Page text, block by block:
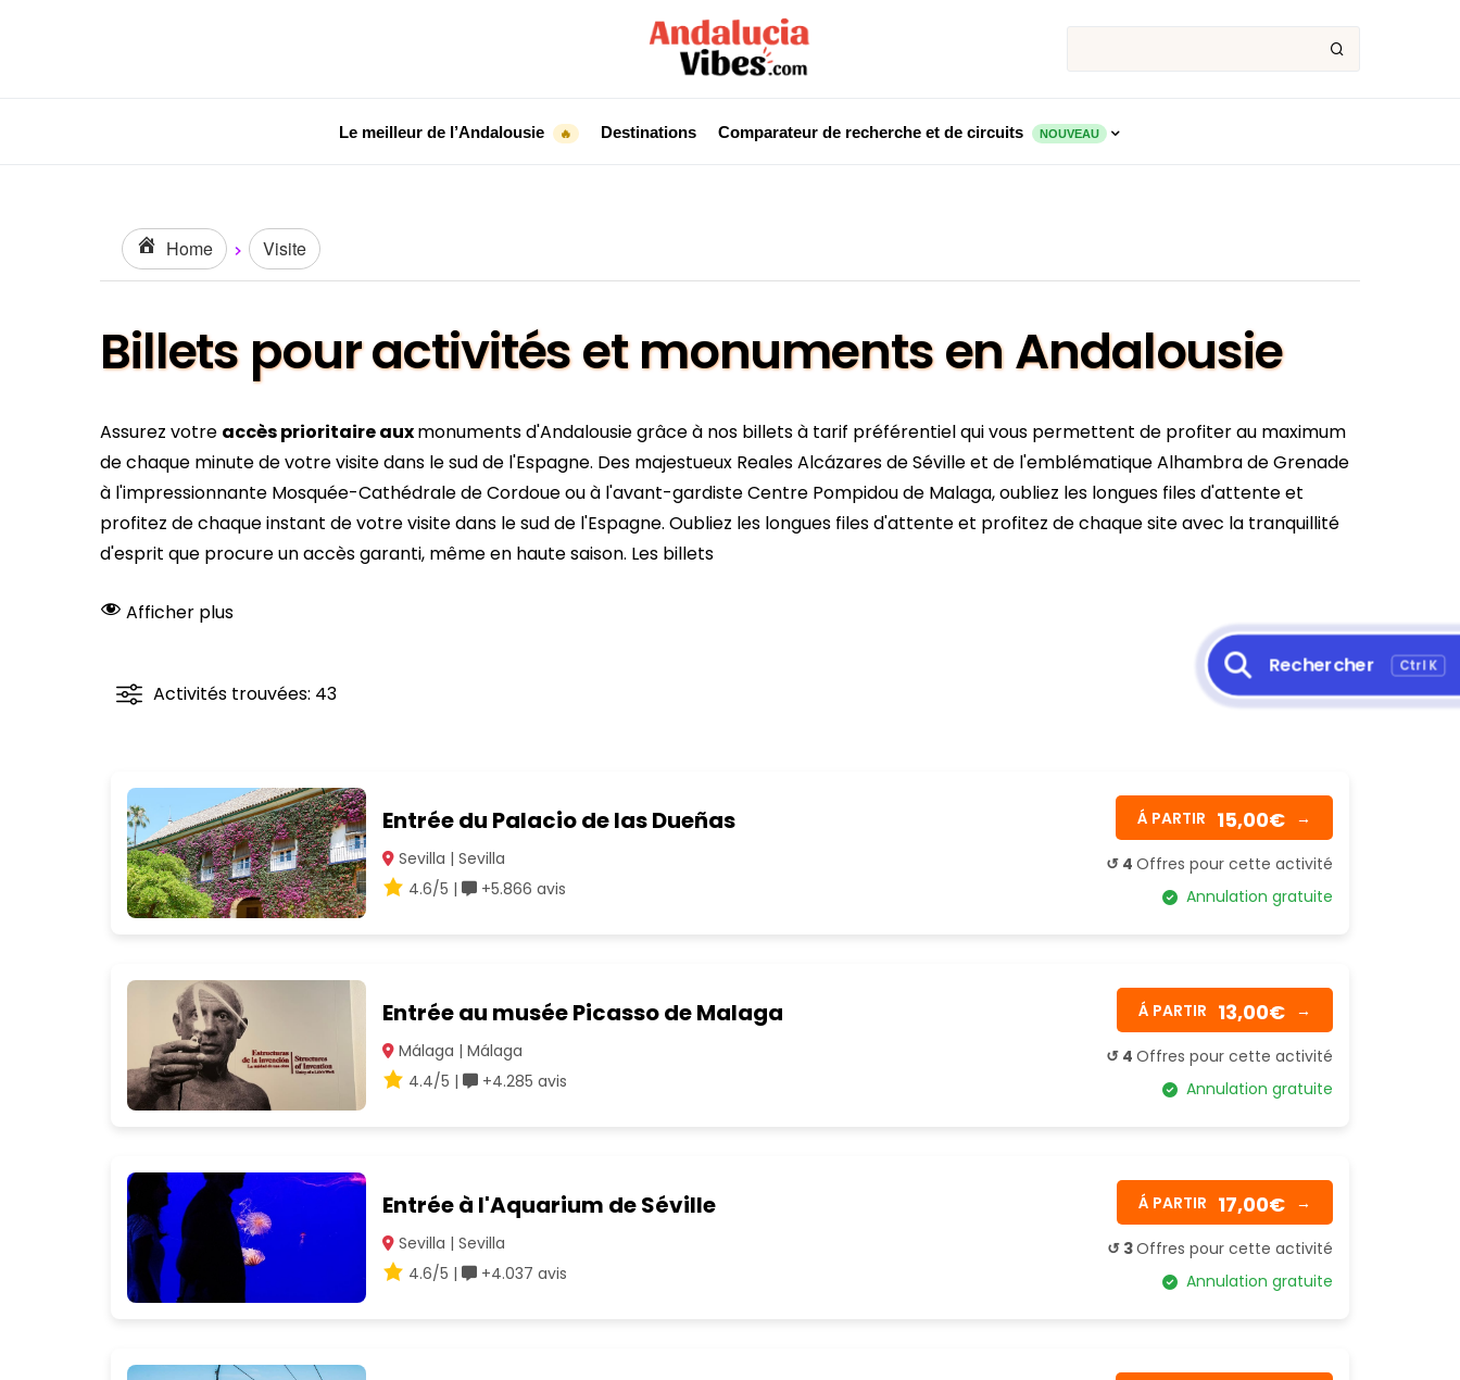
Le meilleur de l’Andalousie 🔥 Destinations Comparateur de recherche et de circuits NOUVEAU
Home Visite
Billets pour activités et monuments en Andalousie
Assurez votre accès prioritaire auxmonuments d'Andalousie grâce à nos billets à tarif préférentiel qui vous permettent de profiter au maximum
de chaque minute de votre visite dans le sud de l'Espagne. Des majestueux Reales Alcázares de Séville et de l'emblématique Alhambra de Grenade
à l'impressionnante Mosquée-Cathédrale de Cordoue ou à l'avant-gardiste Centre Pompidou de Malaga, oubliez les longues files d'attente et
profitez de chaque instant de votre visite dans le sud de l'Espagne. Oubliez les longues files d'attente et profitez de chaque site avec la tranquillité
d'esprit que procure un accès garanti, même en haute saison. Les billets
Afficher plus
Activités trouvées: 43
Entrée du Palacio de las Dueñas
Sevilla | Sevilla
4.6/5 |
+5.866 avis
Á PARTIR 15,00€ →
↺ 4 Offres pour cette activité
Annulation gratuite
Entrée au musée Picasso de Malaga
Málaga | Málaga
4.4/5 |
+4.285 avis
Á PARTIR 13,00€ →
↺ 4 Offres pour cette activité
Annulation gratuite
Entrée à l'Aquarium de Séville
Sevilla | Sevilla
4.6/5 |
+4.037 avis
Á PARTIR 17,00€ →
↺ 3Offres pour cette activité
Annulation gratuite
Rechercher Ctrl K